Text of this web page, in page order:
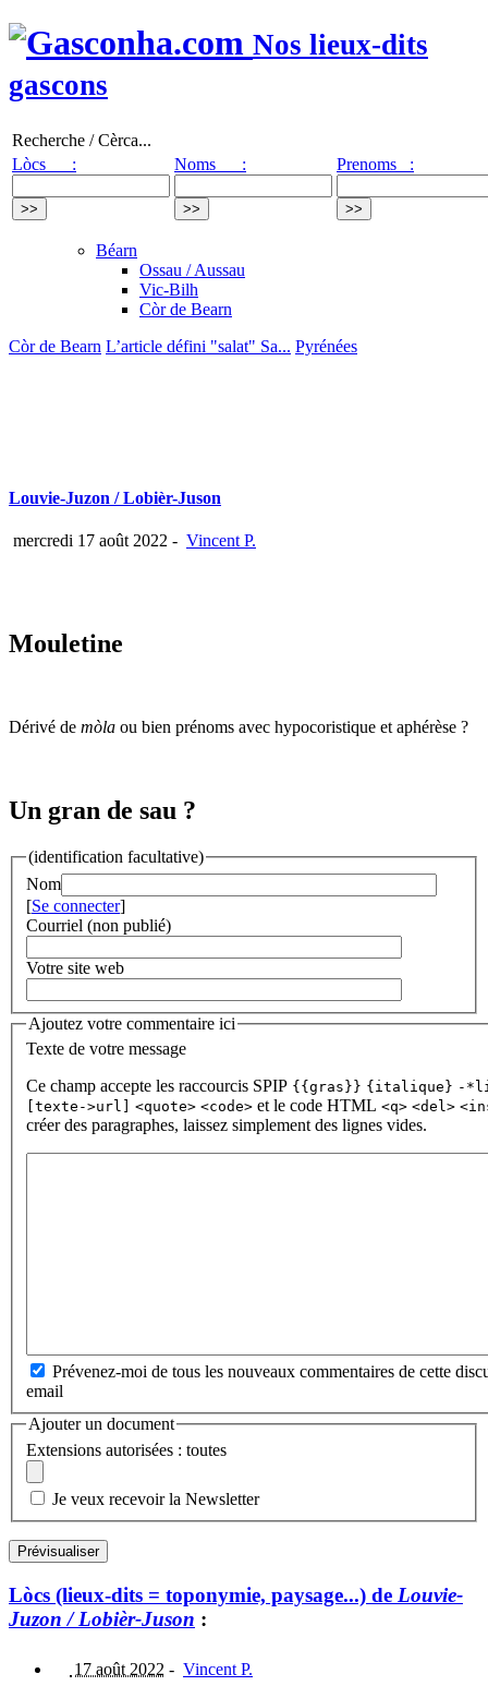
Nos lieux-dits
gascons
Recherche / Cèrca...
Lòcs :
Noms : Prenoms :
Béarn
Ossau / Aussau
Vic-Bilh
Còr de Bearn
Còr de Bearn L’article défini "salat" Sa... Pyrénées
Louvie-Juzon / Lobièr-Juson
mercredi 17 août 2022 - Vincent P.
Mouletine
Dérivé de mòla ou bien prénoms avec hypocoristique et aphérèse ?
Un gran de sau ?
(identification facultative)
Nom
[Se connecter]
Courriel (non publié)
Votre site web
Ajoutez votre commentaire ici
Texte de votre message
Ce champ accepte les raccourcis SPIP {{gras}} {italique} -
[texte->url]
<quote> <code> et le code HTML <q> <del>
créer des paragraphes, laissez simplement des lignes vides.
Prévenez-moi de tous les nouveaux commentaires de cette
email
Ajouter un document
Extensions autorisées : toutes
Je veux recevoir la Newsletter
Lòcs (lieux-dits = toponymie, paysage...) de Louvie-
Juzon / Lobièr-Juson :
17 août 2022 - Vincent P.